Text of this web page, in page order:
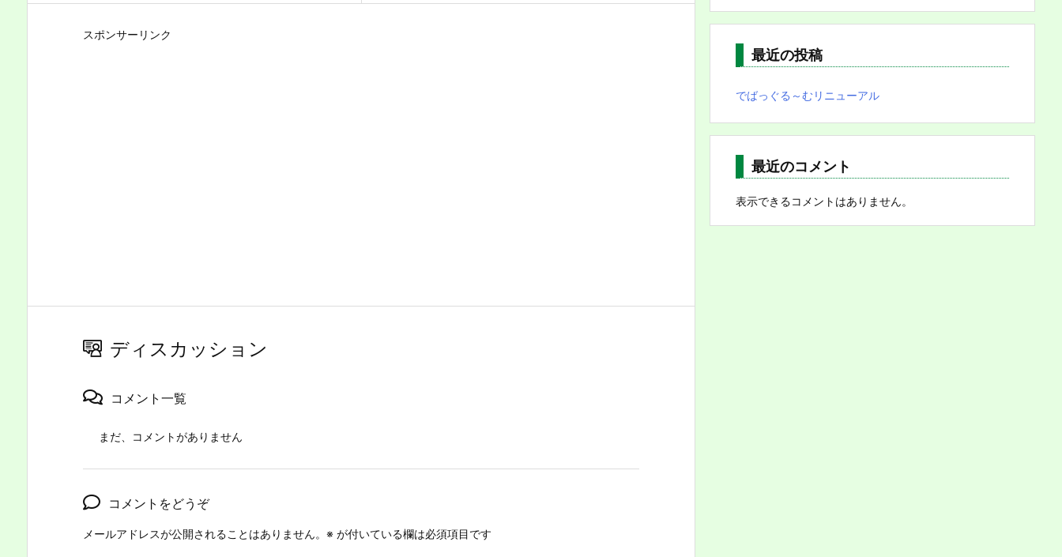
スポンサーリンク
ディスカッション
コメント一覧
まだ、コメントがありません
コメントをどうぞ
メールアドレスが公開されることはありません。 ※ が付いている欄は必須項目です
最近の投稿
でばっぐる～むリニューアル
最近のコメント
表示できるコメントはありません。